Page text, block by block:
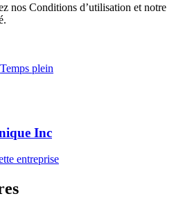
nos Conditions d’utilisation et notre
Temps plein
Inc
entreprise